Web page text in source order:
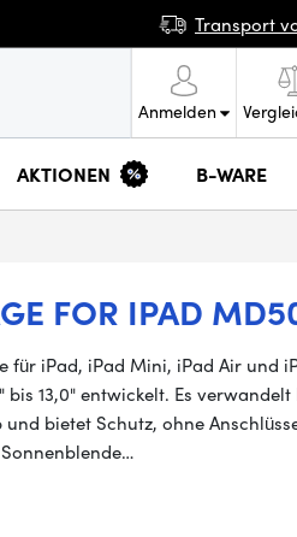
Transport
Anmelden
AKTIONEN B-WARE
FOR IPAD
für iPad, iPad Mini, iPad Air und
13,0" entwickelt. Es
bietet Schutz, ohne